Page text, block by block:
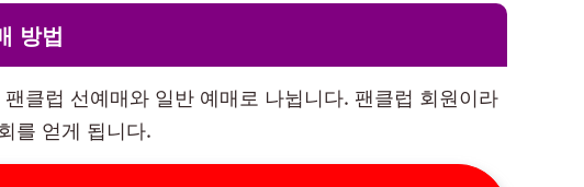
방법
클럽 선예매와 일반 예매로 나뉩니다. 팬클럽 회원이라
를 얻게 됩니다.